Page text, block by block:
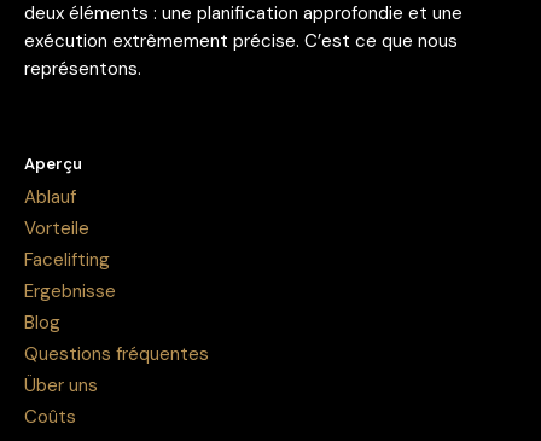
deux éléments : une planification approfondie et une
exécution extrêmement précise. C’est ce que nous
représentons.
Aperçu
Ablauf
Vorteile
Facelifting
Ergebnisse
Blog
Questions fréquentes
Über uns
Coûts